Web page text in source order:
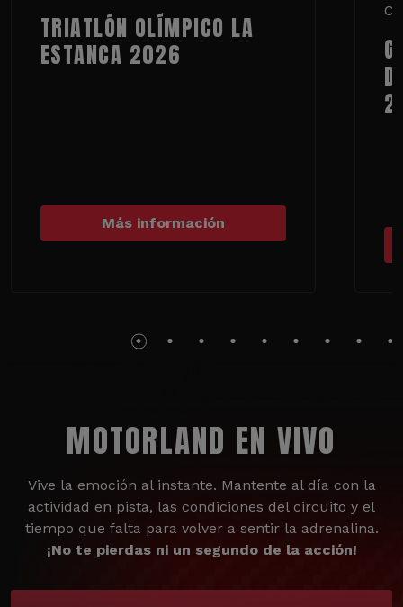
TRIATLÓN OLÍMPICO LA
ESTANCA 2026
Más información
MOTORLAND EN VIVO
Vive la emoción al instante. Mantente al día con la
actividad en pista, las condiciones del circuito y el
tiempo que falta para volver a sentir la adrenalina.
¡No te pierdas ni un segundo de la acción!